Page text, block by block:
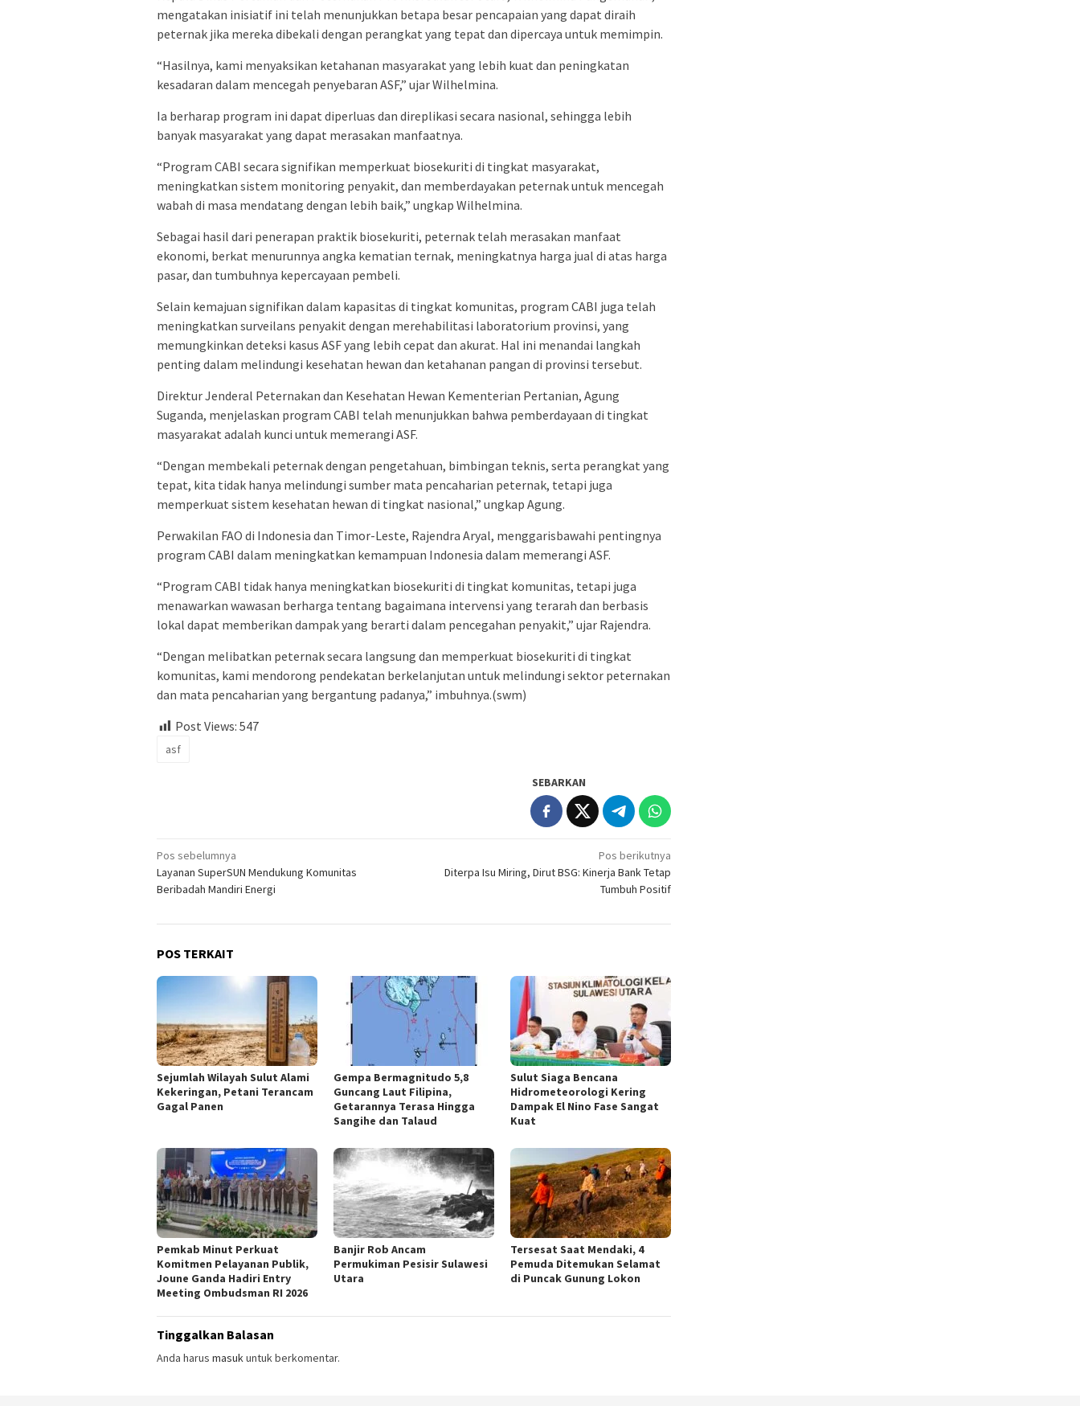
mengatakan inisiatif ini telah menunjukkan betapa besar pencapaian yang dapat diraih
peternak jika mereka dibekali dengan perangkat yang tepat dan dipercaya untuk memimpin.
“Hasilnya, kami menyaksikan ketahanan masyarakat yang lebih kuat dan peningkatan
kesadaran dalam mencegah penyebaran ASF,” ujar Wilhelmina.
Ia berharap program ini dapat diperluas dan direplikasi secara nasional, sehingga lebih
banyak masyarakat yang dapat merasakan manfaatnya.
“Program CABI secara signifikan memperkuat biosekuriti di tingkat masyarakat,
meningkatkan sistem monitoring penyakit, dan memberdayakan peternak untuk mencegah
wabah di masa mendatang dengan lebih baik,” ungkap Wilhelmina.
Sebagai hasil dari penerapan praktik biosekuriti, peternak telah merasakan manfaat
ekonomi, berkat menurunnya angka kematian ternak, meningkatnya harga jual di atas harga
pasar, dan tumbuhnya kepercayaan pembeli.
Selain kemajuan signifikan dalam kapasitas di tingkat komunitas, program CABI juga telah
meningkatkan surveilans penyakit dengan merehabilitasi laboratorium provinsi, yang
memungkinkan deteksi kasus ASF yang lebih cepat dan akurat. Hal ini menandai langkah
penting dalam melindungi kesehatan hewan dan ketahanan pangan di provinsi tersebut.
Direktur Jenderal Peternakan dan Kesehatan Hewan Kementerian Pertanian, Agung
Suganda, menjelaskan program CABI telah menunjukkan bahwa pemberdayaan di tingkat
masyarakat adalah kunci untuk memerangi ASF.
“Dengan membekali peternak dengan pengetahuan, bimbingan teknis, serta perangkat yang
tepat, kita tidak hanya melindungi sumber mata pencaharian peternak, tetapi juga
memperkuat sistem kesehatan hewan di tingkat nasional,” ungkap Agung.
Perwakilan FAO di Indonesia dan Timor-Leste, Rajendra Aryal, menggarisbawahi pentingnya
program CABI dalam meningkatkan kemampuan Indonesia dalam memerangi ASF.
“Program CABI tidak hanya meningkatkan biosekuriti di tingkat komunitas, tetapi juga
menawarkan wawasan berharga tentang bagaimana intervensi yang terarah dan berbasis
lokal dapat memberikan dampak yang berarti dalam pencegahan penyakit,” ujar Rajendra.
“Dengan melibatkan peternak secara langsung dan memperkuat biosekuriti di tingkat
komunitas, kami mendorong pendekatan berkelanjutan untuk melindungi sektor peternakan
dan mata pencaharian yang bergantung padanya,” imbuhnya.(swm)
Post Views: 547
asf
SEBARKAN
Navigasi
pos
Pos sebelumnya
Layanan SuperSUN Mendukung Komunitas
Beribadah Mandiri Energi
Pos berikutnya
Diterpa Isu Miring, Dirut BSG: Kinerja Bank Tetap
Tumbuh Positif
POS TERKAIT
Sejumlah Wilayah Sulut Alami
Kekeringan, Petani Terancam
Gagal Panen
Gempa Bermagnitudo 5,8
Guncang Laut Filipina,
Getarannya Terasa Hingga
Sangihe dan Talaud
Sulut Siaga Bencana
Hidrometeorologi Kering
Dampak El Nino Fase Sangat
Kuat
Pemkab Minut Perkuat
Komitmen Pelayanan Publik,
Joune Ganda Hadiri Entry
Meeting Ombudsman RI 2026
Banjir Rob Ancam
Permukiman Pesisir Sulawesi
Utara
Tersesat Saat Mendaki, 4
Pemuda Ditemukan Selamat
di Puncak Gunung Lokon
Tinggalkan Balasan
Anda harus masukuntuk berkomentar.